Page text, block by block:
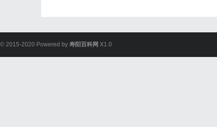
© 2015-2020 Powered by 寿阳百科网 X1.0